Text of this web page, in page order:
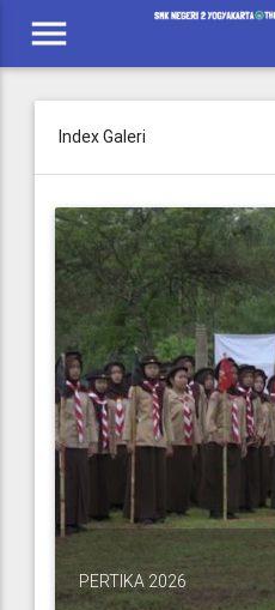
menu
Index Galeri
PERTIKA 2026